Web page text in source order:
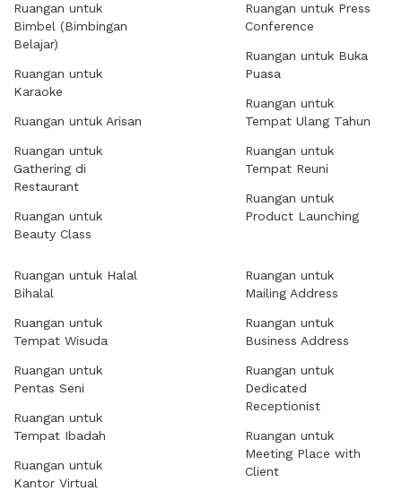
Ruangan untuk
Bimbel (Bimbingan
Belajar)
Ruangan untuk
Karaoke
Ruangan untuk Arisan
Ruangan untuk
Gathering di
Restaurant
Ruangan untuk
Beauty Class
Ruangan untuk Press
Conference
Ruangan untuk Buka
Puasa
Ruangan untuk
Tempat Ulang Tahun
Ruangan untuk
Tempat Reuni
Ruangan untuk
Product Launching
Ruangan untuk Halal
Bihalal
Ruangan untuk
Tempat Wisuda
Ruangan untuk
Pentas Seni
Ruangan untuk
Tempat Ibadah
Ruangan untuk
Kantor Virtual
Ruangan untuk
Mailing Address
Ruangan untuk
Business Address
Ruangan untuk
Dedicated
Receptionist
Ruangan untuk
Meeting Place with
Client